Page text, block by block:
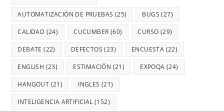
AUTOMATIZACIÓN DE PRUEBAS (25) BUGS (27)
CALIDAD (24) CUCUMBER (60) CURSO (29)
DEBATE (22) DEFECTOS (23) ENCUESTA (22)
ENGLISH (23) ESTIMACIÓN (21) EXPOQA (24)
HANGOUT (21) INGLES (21)
INTELIGENCIA ARTIFICIAL (152)